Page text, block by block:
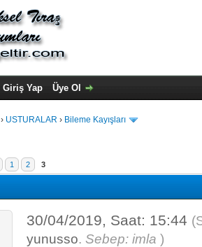
Giriş Yap Üye Ol
› USTURALAR › Bileme Kayışları
1 2 3
30/04/2019, Saat: 15:44
yunusso. Sebep: imla )